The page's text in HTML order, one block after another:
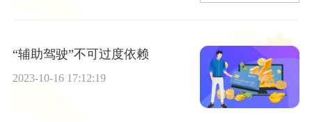
“辅助驾驶”不可过度依赖
2023-10-16 17:12:19